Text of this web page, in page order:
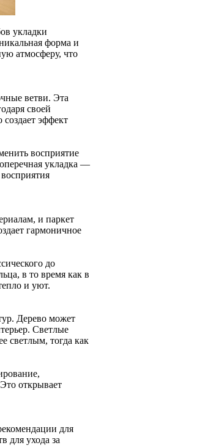
укладки
форма и
атмосферу, что
ветви. Эта
своей
эффект
восприятие
укладка —
и паркет
гармоничное
до
в то время как в
и уют.
Дерево может
Светлые
светлым, тогда как
открывает
для
для ухода за